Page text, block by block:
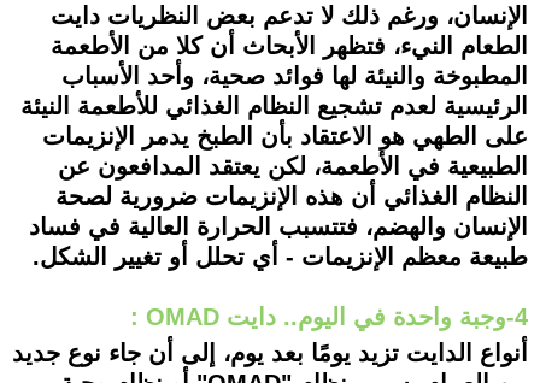
الإنسان، ورغم ذلك لا تدعم بعض النظريات دايت
الطعام النيء، فتظهر الأبحاث أن كلا من الأطعمة
المطبوخة والنيئة لها فوائد صحية، وأحد الأسباب
الرئيسية لعدم تشجيع النظام الغذائي للأطعمة النيئة
على الطهي هو الاعتقاد بأن الطبخ يدمر الإنزيمات
الطبيعية في الأطعمة، لكن يعتقد المدافعون عن
النظام الغذائي أن هذه الإنزيمات ضرورية لصحة
الإنسان والهضم، فتتسبب الحرارة العالية في فساد
طبيعة معظم الإنزيمات - أي تحلل أو تغيير الشكل.
4-وجبة واحدة في اليوم.. دايت OMAD :
أنواع الدايت تزيد يومًا بعد يوم، إلى أن جاء نوع جديد